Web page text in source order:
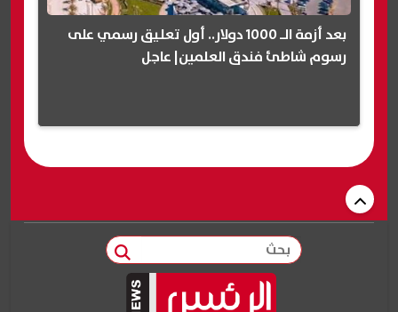
بعد أزمة الـ 1000 دولار.. أول تعليق رسمي على
رسوم شاطئ فندق العلمين| عاجل
بحث